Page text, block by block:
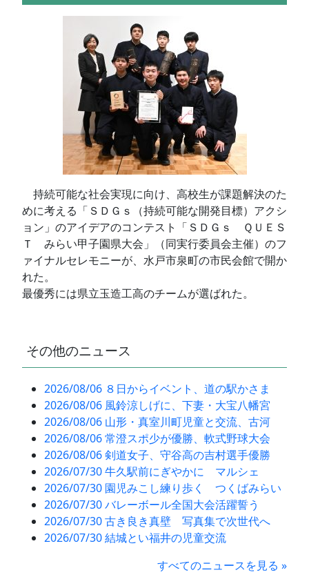
持続可能な社会実現に向け、高校生が課題解決のた
めに考える「ＳＤＧｓ（持続可能な開発目標）アクシ
ョン」のアイデアのコンテスト「ＳＤＧｓ ＱＵＥＳ
Ｔ みらい甲子園県大会」（同実行委員会主催）のフ
ァイナルセレモニーが、水戸市泉町の市民会館で開か
れた。
最優秀には県立玉造工高のチームが選ばれた。
その他のニュース
2026/08/06 ８日からイベント、道の駅かさま
2026/08/06 風鈴涼しげに、下妻・大宝八幡宮
2026/08/06 山形・真室川町児童と交流、古河
2026/08/06 常澄スポ少が優勝、軟式野球大会
2026/08/06 剣道女子、守谷高の吉村選手優勝
2026/07/30 牛久駅前にぎやかに マルシェ
2026/07/30 園児みこし練り歩く つくばみらい
2026/07/30 バレーボール全国大会活躍誓う
2026/07/30 古き良き真壁 写真集で次世代へ
2026/07/30 結城とい福井の児童交流
すべてのニュースを見る »